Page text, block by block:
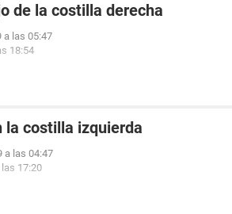
de la costilla derecha
a las 05:47
18:54
la costilla izquierda
a las 04:47
17:20